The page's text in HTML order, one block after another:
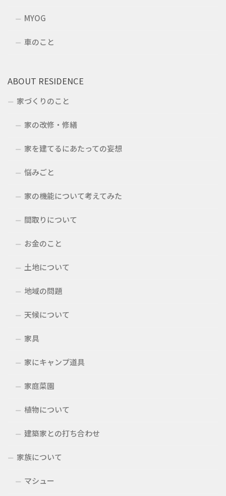
MYOG
車のこと
ABOUT RESIDENCE
家づくりのこと
家の改修・修繕
家を建てるにあたっての妄想
悩みごと
家の機能について考えてみた
間取りについて
お金のこと
土地について
地域の問題
天候について
家具
家にキャンプ道具
家庭菜園
植物について
建築家との打ち合わせ
家族について
マシュー